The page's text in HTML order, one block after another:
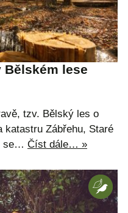
lese
tzv. Bělský les o
katastru Zábřehu, Staré
se… Číst dále… »